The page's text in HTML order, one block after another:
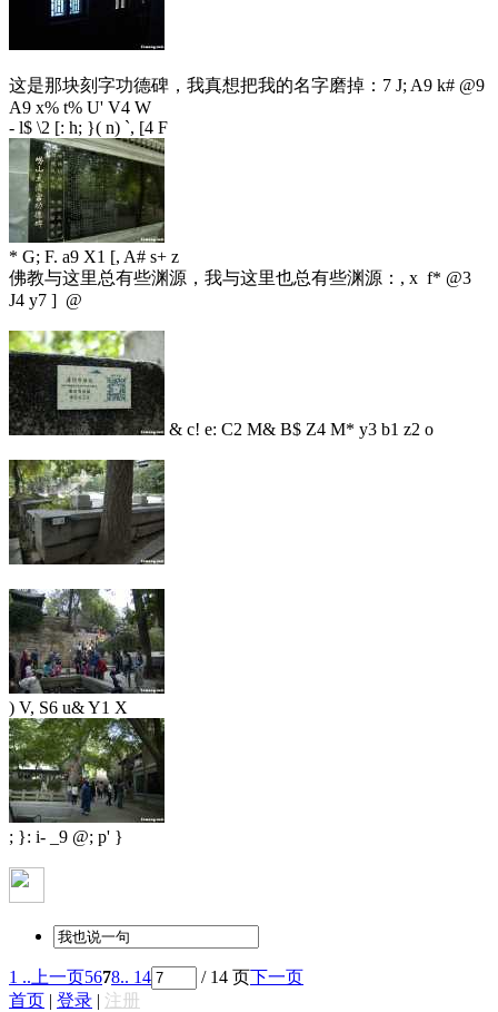
这是那块刻字功德碑，我真想把我的名字磨掉： 7 J; A9 k# @9
A9 x% t% U' V4 W
- l$ \2 [: h; }( n) `, [4 F
* G; F. a9 X1 [, A# s+ z
佛教与这里总有些渊源，我与这里也总有些渊源： , x f* @3
J4 y7 ] @
& c! e: C2 M& B$ Z4 M* y3 b1 z2 o
) V, S6 u& Y1 X
; }: i- _9 @; p' }
1 ..上一页 5678.. 14 / 14 页
下一页
首页
登录 注册